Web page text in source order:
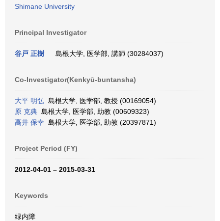
Shimane University
Principal Investigator
谷戸 正樹 島根大学, 医学部, 講師 (30284037)
Co-Investigator(Kenkyū-buntansha)
大平 明弘 島根大学, 医学部, 教授 (00169054)
原 克典 島根大学, 医学部, 助教 (00609323)
高井 保幸 島根大学, 医学部, 助教 (20397871)
Project Period (FY)
2012-04-01 – 2015-03-31
Keywords
緑内障